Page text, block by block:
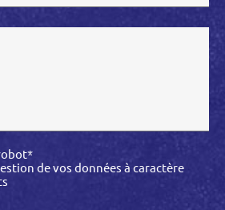
de vos données à caractère